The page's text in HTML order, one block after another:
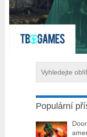
Populární